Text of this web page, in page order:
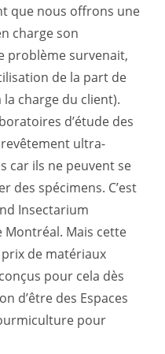
que nous offrons une
charge son
problème survenait,
de la part de
charge du client).
d’étude des
ultra-
car ils ne peuvent se
des spécimens. C’est
Insectarium
Montréal. Mais cette
de matériaux
pour cela dès
d’être des Espaces
pour